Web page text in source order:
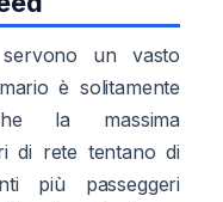
un vasto
è solitamente
la massima
di rete tentano di
più passeggeri